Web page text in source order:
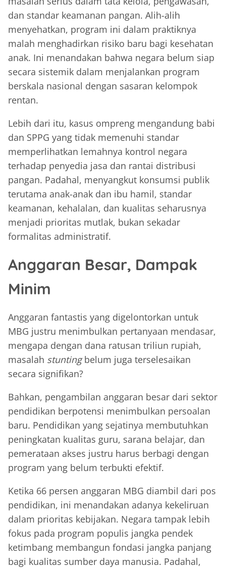
dan standar keamanan pangan. Alih-alih
menyehatkan, program ini dalam praktiknya
malah menghadirkan risiko baru bagi kesehatan
anak. Ini menandakan bahwa negara belum siap
secara sistemik dalam menjalankan program
berskala nasional dengan sasaran kelompok
rentan.
Lebih dari itu, kasus ompreng mengandung babi
dan SPPG yang tidak memenuhi standar
memperlihatkan lemahnya kontrol negara
terhadap penyedia jasa dan rantai distribusi
pangan. Padahal, menyangkut konsumsi publik
terutama anak-anak dan ibu hamil, standar
keamanan, kehalalan, dan kualitas seharusnya
menjadi prioritas mutlak, bukan sekadar
formalitas administratif.
Anggaran Besar, Dampak
Minim
Anggaran fantastis yang digelontorkan untuk
MBG justru menimbulkan pertanyaan mendasar,
mengapa dengan dana ratusan triliun rupiah,
masalah stuntingbelum juga terselesaikan
secara signifikan?
Bahkan, pengambilan anggaran besar dari sektor
pendidikan berpotensi menimbulkan persoalan
baru. Pendidikan yang sejatinya membutuhkan
peningkatan kualitas guru, sarana belajar, dan
pemerataan akses justru harus berbagi dengan
program yang belum terbukti efektif.
Ketika 66 persen anggaran MBG diambil dari pos
pendidikan, ini menandakan adanya kekeliruan
dalam prioritas kebijakan. Negara tampak lebih
fokus pada program populis jangka pendek
ketimbang membangun fondasi jangka panjang
bagi kualitas sumber daya manusia. Padahal,